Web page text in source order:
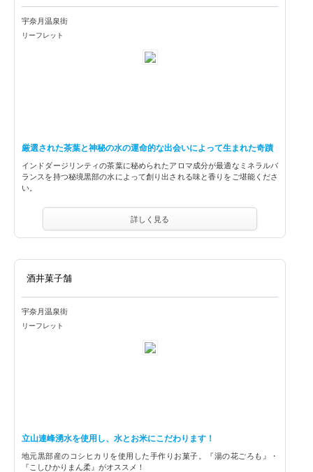
宇奈月温泉街
リーフレット
厳選された茶葉と神秘の水の運命的な出会いによって生まれた奇蹟
インドダージリンティの茶葉に秘められたアロマ成分が最適なミネラルバ
ランスを持つ秘境黒部の水によって創り出される味と香りをご堪能くださ
い。
詳しく見る
酒井菓子舗
宇奈月温泉街
リーフレット
立山連峰湧水を使用し、水とお米にこだわります！
地元黒部産のコシヒカリを使用した手作りお菓子。『湯の花ごろも』・
『こしひかりまん柔』がオススメ！